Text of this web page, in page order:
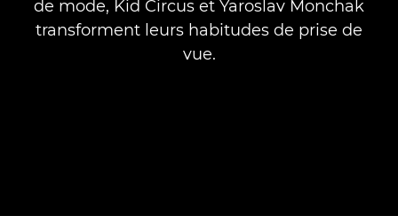
de mode, Kid Circus et Yaroslav Monchak
transforment leurs habitudes de prise de
vue.